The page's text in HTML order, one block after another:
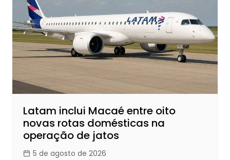
Latam inclui Macaé entre oito
novas rotas domésticas na
operação de jatos
5 de agosto de 2026